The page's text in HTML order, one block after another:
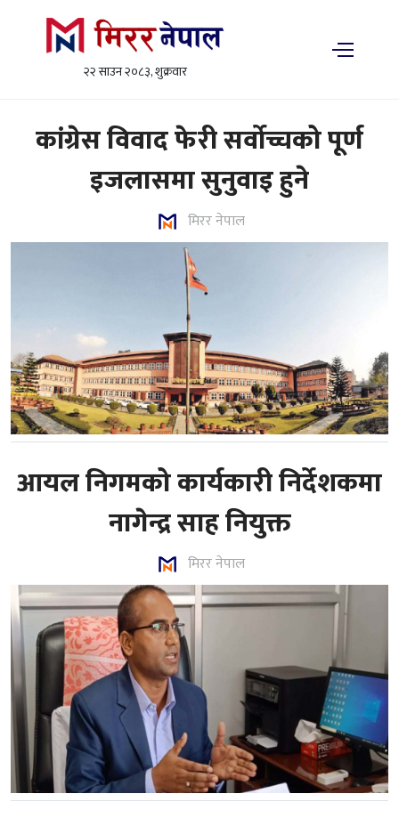
२२ साउन २०८३, शुक्रवार
कांग्रेस विवाद फेरी सर्वोच्चको पूर्ण
इजलासमा सुनुवाइ हुने
मिरर नेपाल
आयल निगमको कार्यकारी निर्देशकमा
नागेन्द्र साह नियुक्त
मिरर नेपाल